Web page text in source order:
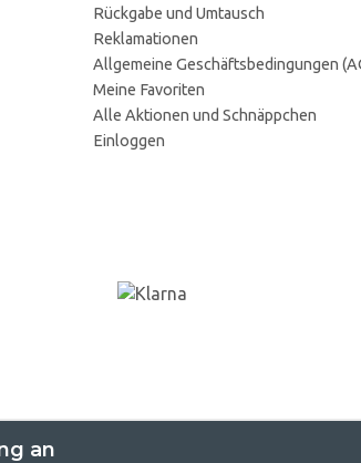
Rückgabe und Umtausch
Reklamationen
Allgemeine Geschäftsbedingungen
Meine Favoriten
Alle Aktionen und Schnäppchen
Einloggen
an